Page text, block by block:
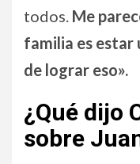
todos. Me
familia es estar
de lograr eso».
¿Qué dijo
sobre